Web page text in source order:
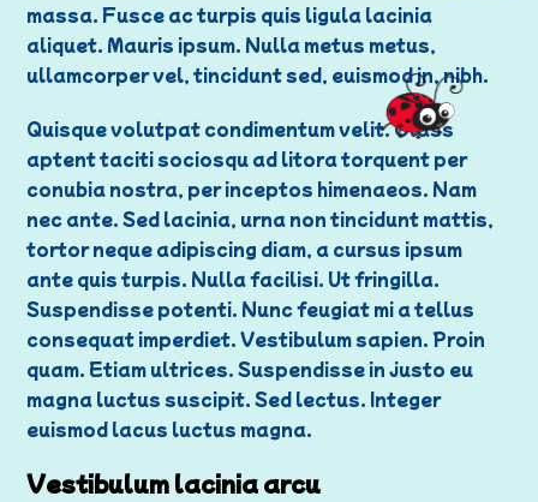
massa. Fusce ac turpis quis ligula lacinia
aliquet. Mauris ipsum. Nulla metus metus,
ullamcorper vel, tincidunt sed, euismod in, nibh.
Quisque volutpat condimentum velit. Class
aptent taciti sociosqu ad litora torquent per
conubia nostra, per inceptos himenaeos. Nam
nec ante. Sed lacinia, urna non tincidunt mattis,
tortor neque adipiscing diam, a cursus ipsum
ante quis turpis. Nulla facilisi. Ut fringilla.
Suspendisse potenti. Nunc feugiat mi a tellus
consequat imperdiet. Vestibulum sapien. Proin
quam. Etiam ultrices. Suspendisse in justo eu
magna luctus suscipit. Sed lectus. Integer
euismod lacus luctus magna.
Vestibulum lacinia arcu